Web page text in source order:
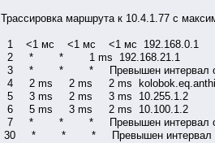
Трассировка маршрута к 10.4.1.77 с
1 <1 мс <1 мс <1 мс 192.168.0.1
2 * * 1 ms 192.168.21.1
3 * * * Превышен интервал
4 2 ms 2 ms 2 ms
5 3 ms 2 ms 3 ms 10.255.1.2
6 5 ms 3 ms 2 ms 10.100.1.2
7 * * * Превышен интервал
30 * * * Превышен интервал